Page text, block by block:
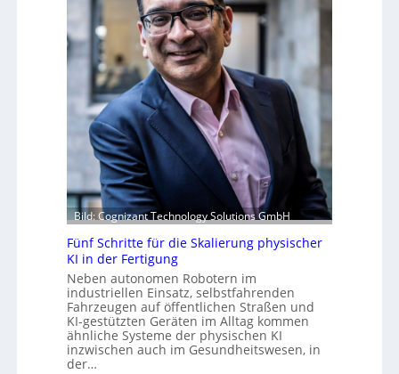
m
v
o
n
F
o
r
m
w
a
y
s
b
i
r
i
k
d
e
r
Z
u
k
u
f
t
b
e
r
u
f
t
S
t
e
a
n
S
c
h
w
a
b
z
u
m
Bild: Cognizant Technology Solutions GmbH
Fünf Schritte für die Skalierung physischer
KI in der Fertigung
Neben autonomen Robotern im
industriellen Einsatz, selbstfahrenden
Fahrzeugen auf öffentlichen Straßen und
KI-gestützten Geräten im Alltag kommen
ähnliche Systeme der physischen KI
inzwischen auch im Gesundheitswesen, in
der…